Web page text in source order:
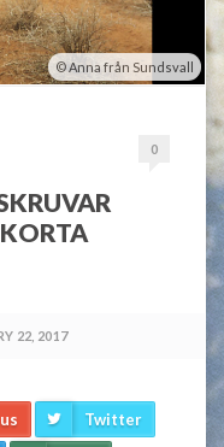
Anna från Sundsvall
0
22, 2017
Twitter